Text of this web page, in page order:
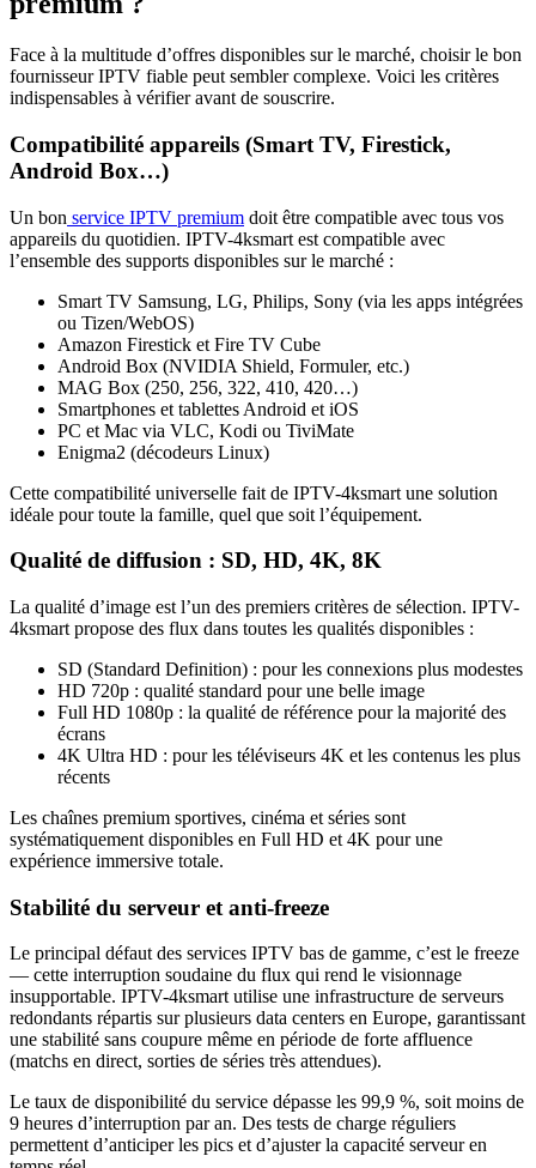
Face à la multitude d’offres disponibles sur le marché, choisir le bon
fournisseur IPTV fiable peut sembler complexe. Voici les critères
indispensables à vérifier avant de souscrire.
Compatibilité appareils (Smart TV, Firestick,
Android Box…)
Un bon service IPTV premium doit être compatible avec tous vos
appareils du quotidien. IPTV-4ksmart est compatible avec
l’ensemble des supports disponibles sur le marché :
Smart TV Samsung, LG, Philips, Sony (via les apps intégrées
ou Tizen/WebOS)
Amazon Firestick et Fire TV Cube
Android Box (NVIDIA Shield, Formuler, etc.)
MAG Box (250, 256, 322, 410, 420…)
Smartphones et tablettes Android et iOS
PC et Mac via VLC, Kodi ou TiviMate
Enigma2 (décodeurs Linux)
Cette compatibilité universelle fait de IPTV-4ksmart une solution
idéale pour toute la famille, quel que soit l’équipement.
Qualité de diffusion : SD, HD, 4K, 8K
La qualité d’image est l’un des premiers critères de sélection. IPTV-
4ksmart propose des flux dans toutes les qualités disponibles :
SD (Standard Definition) : pour les connexions plus modestes
HD 720p : qualité standard pour une belle image
Full HD 1080p : la qualité de référence pour la majorité des
écrans
4K Ultra HD : pour les téléviseurs 4K et les contenus les plus
récents
Les chaînes premium sportives, cinéma et séries sont
systématiquement disponibles en Full HD et 4K pour une
expérience immersive totale.
Stabilité du serveur et anti-freeze
Le principal défaut des services IPTV bas de gamme, c’est le freeze
— cette interruption soudaine du flux qui rend le visionnage
insupportable. IPTV-4ksmart utilise une infrastructure de serveurs
redondants répartis sur plusieurs data centers en Europe, garantissant
une stabilité sans coupure même en période de forte affluence
(matchs en direct, sorties de séries très attendues).
Le taux de disponibilité du service dépasse les 99,9 %, soit moins de
9 heures d’interruption par an. Des tests de charge réguliers
permettent d’anticiper les pics et d’ajuster la capacité serveur en